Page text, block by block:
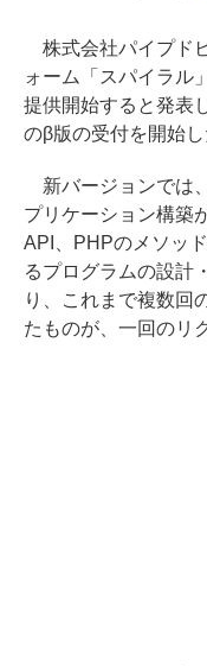
株式会社パイプド
ォーム「スパイラル
提供開始すると発表
のβ版の受付を開始し
新バージョンでは
プリケーション構築
API、PHPのメソッ
るプログラムの設計
り、これまで複数回
たものが、一回のリ